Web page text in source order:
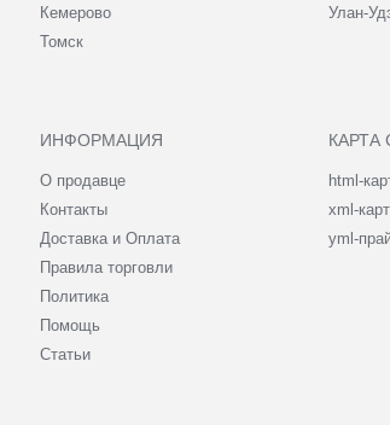
Кемерово
Томск
Улан-
ИНФОРМАЦИЯ
О продавце
Контакты
Доставка и Оплата
Правила торговли
Политика
Помощь
Статьи
КАРТА
html-
xml-
yml-